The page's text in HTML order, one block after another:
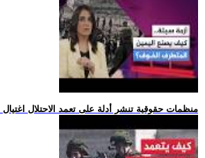
.. منظمات حقوقية تنشر أدلة على تعمد الاحتلال